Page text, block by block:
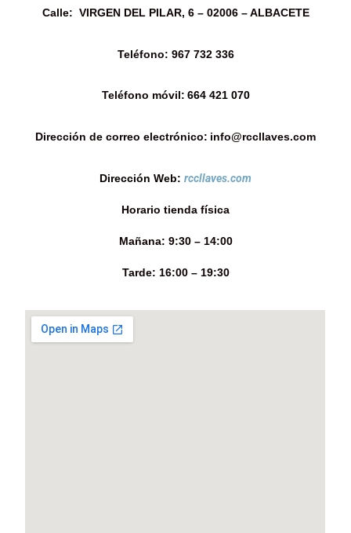
Calle: VIRGEN DEL PILAR, 6 – 02006 – ALBACETE
Teléfono: 967 732 336
Teléfono móvil: 664 421 070
Dirección de correo electrónico: info@rccllaves.com
Dirección Web: rccllaves.com
Horario tienda física
Mañana: 9:30 – 14:00
Tarde: 16:00 – 19:30